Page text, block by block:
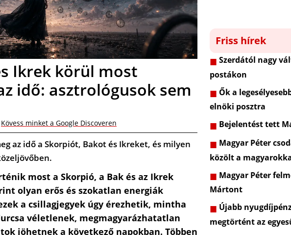
Ikrek körül most
idő: asztrológusok sem
Kövess minket a Google Discoveren
az idő a Skorpiót, Bakot és Ikreket, és milyen
most a Skorpió, a Bak és az Ikrek
olyan erős és szokatlan energiák
a csillagjegyek úgy érezhetik, mintha
véletlenek, megmagyarázhatatlan
jöhetnek a következő napokban. Többen
Friss hírek
Szerdától nagy
postákon
Ők a
elnöki posztra
Bejelentést tett
Magyar Péter
közölt a
Magyar Péter
Mártont
Újabb
megtörtént az